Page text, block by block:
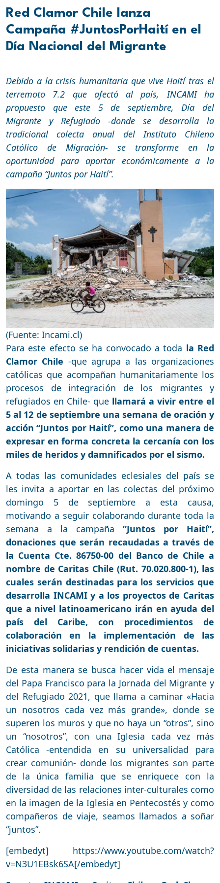
Red Clamor Chile lanza
Campaña #JuntosPorHaití en el
Día Nacional del Migrante
Debido a la crisis humanitaria que vive Haití tras el
terremoto 7.2 que afectó al país, INCAMI ha
propuesto que este 5 de septiembre, Día del
Migrante y Refugiado -donde se desarrolla la
tradicional colecta anual del Instituto Chileno
Católico de Migración- se transforme en la
oportunidad para aportar económicamente a la
campaña “Juntos por Haití”.
(Fuente: Incami.cl)
Para este efecto se ha convocado a toda la Red
Clamor Chile -que agrupa a las organizaciones
católicas que acompañan humanitariamente los
procesos de integración de los migrantes y
refugiados en Chile- que llamará a vivir entre el
5 al 12 de septiembre una semana de oración y
acción “Juntos por Haití”, como una manera de
expresar en forma concreta la cercanía con los
miles de heridos y damnificados por el sismo.
A todas las comunidades eclesiales del país se
les invita a aportar en las colectas del próximo
domingo 5 de septiembre a esta causa,
motivando a seguir colaborando durante toda la
semana a la campaña “Juntos por Haití”,
donaciones que serán recaudadas a través de
la Cuenta Cte. 86750-00 del Banco de Chile a
nombre de Caritas Chile (Rut. 70.020.800-1), las
cuales serán destinadas para los servicios que
desarrolla INCAMI y a los proyectos de Caritas
que a nivel latinoamericano irán en ayuda del
país del Caribe, con procedimientos de
colaboración en la implementación de las
iniciativas solidarias y rendición de cuentas.
De esta manera se busca hacer vida el mensaje
del Papa Francisco para la Jornada del Migrante y
del Refugiado 2021, que llama a caminar «Hacia
un nosotros cada vez más grande», donde se
superen los muros y que no haya un “otros”, sino
un “nosotros”, con una Iglesia cada vez más
Católica -entendida en su universalidad para
crear comunión- donde los migrantes son parte
de la única familia que se enriquece con la
diversidad de las relaciones inter-culturales como
en la imagen de la Iglesia en Pentecostés y como
compañeros de viaje, seamos llamados a soñar
“juntos”.
[embedyt] https://www.youtube.com/watch?
v=N3U1EBsk6SA[/embedyt]